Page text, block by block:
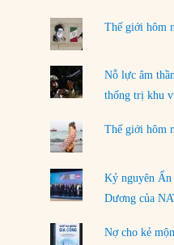
Trật tự thế giới mới:
phải chịu đựng?
30/07/2026
Thế giới hôm
Nỗ lực âm
thống trị khu
Thế giới hôm
Kỷ nguyên
Dương của
Nợ cho kẻ